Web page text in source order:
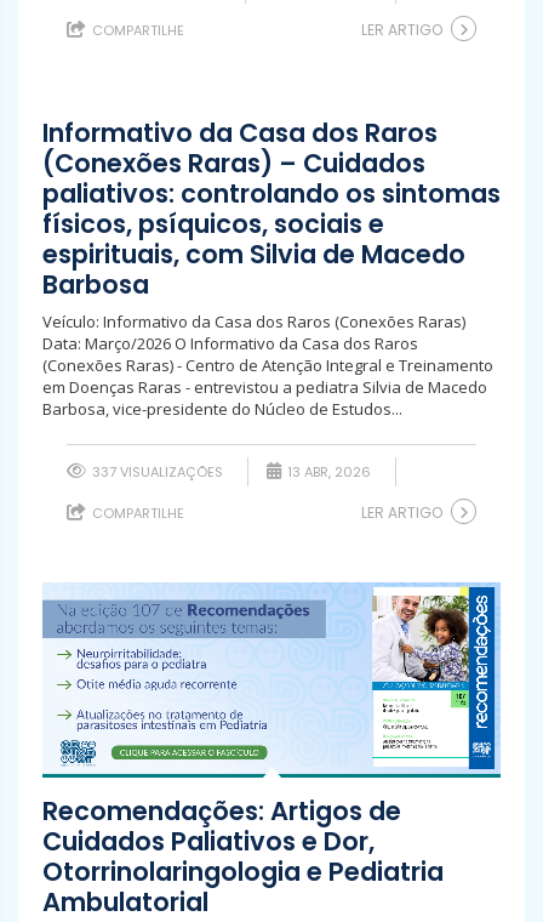
COMPARTILHE LER ARTIGO
Informativo da Casa dos Raros
(Conexões Raras) – Cuidados
paliativos: controlando os sintomas
físicos, psíquicos, sociais e
espirituais, com Silvia de Macedo
Barbosa
Veículo: Informativo da Casa dos Raros (Conexões Raras)
Data: Março/2026 O Informativo da Casa dos Raros
(Conexões Raras) - Centro de Atenção Integral e Treinamento
em Doenças Raras - entrevistou a pediatra Silvia de Macedo
Barbosa, vice-presidente do Núcleo de Estudos...
337 VISUALIZAÇÕES 13 ABR, 2026
COMPARTILHE LER ARTIGO
Recomendações: Artigos de
Cuidados Paliativos e Dor,
Otorrinolaringologia e Pediatria
Ambulatorial